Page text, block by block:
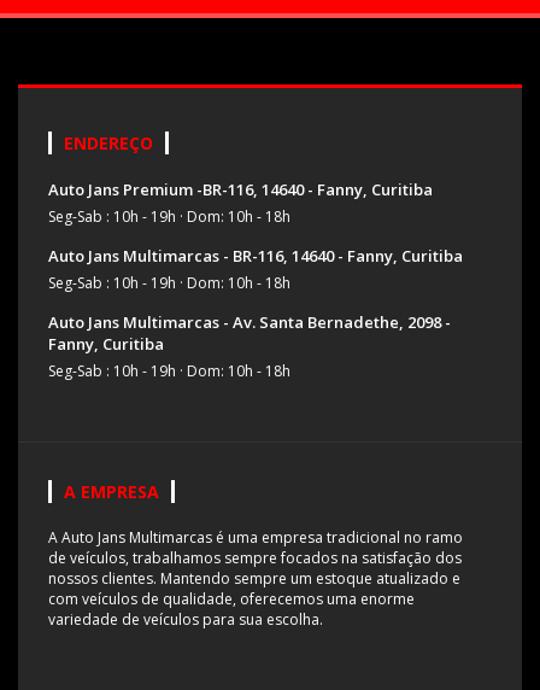
ENDEREÇO
Auto Jans Premium -BR-116, 14640 - Fanny, Curitiba
Seg-Sab : 10h - 19h · Dom: 10h - 18h
Auto Jans Multimarcas - BR-116, 14640 - Fanny, Curitiba
Seg-Sab : 10h - 19h · Dom: 10h - 18h
Auto Jans Multimarcas - Av. Santa Bernadethe, 2098 -
Fanny, Curitiba
Seg-Sab : 10h - 19h · Dom: 10h - 18h
A EMPRESA
A Auto Jans Multimarcas é uma empresa tradicional no ramo
de veículos, trabalhamos sempre focados na satisfação dos
nossos clientes. Mantendo sempre um estoque atualizado e
com veículos de qualidade, oferecemos uma enorme
variedade de veículos para sua escolha.